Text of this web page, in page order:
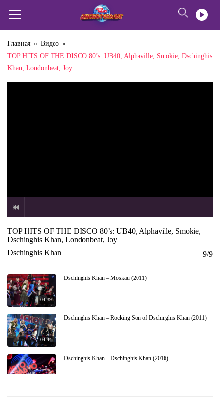
Главная » Видео »
TOP HITS OF THE DISCO 80’s: UB40, Alphaville, Smokie, Dschinghis
Khan, Londonbeat, Joy
TOP HITS OF THE DISCO 80’s: UB40, Alphaville, Smokie,
Dschinghis Khan, Londonbeat, Joy
Dschinghis Khan
9/9
04:39
Dschinghis Khan – Moskau (2011)
04:44
Dschinghis Khan – Rocking Son of Dschinghis Khan (2011)
Dschinghis Khan – Dschinghis Khan (2016)